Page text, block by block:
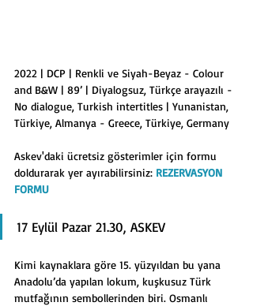
2022 | DCP | Renkli ve Siyah-Beyaz - Colour
and B&W | 89’ | Diyalogsuz, Türkçe arayazılı -
No dialogue, Turkish intertitles | Yunanistan,
Türkiye, Almanya - Greece, Türkiye, Germany
Askev'daki ücretsiz gösterimler için formu
doldurarak yer ayırabilirsiniz: REZERVASYON
FORMU
17 Eylül Pazar 21.30, ASKEV
Kimi kaynaklara göre 15. yüzyıldan bu yana
Anadolu’da yapılan lokum, kuşkusuz Türk
mutfağının sembollerinden biri. Osmanlı